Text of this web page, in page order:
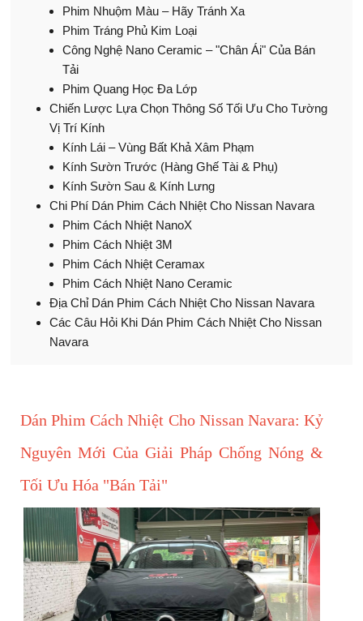
Phim Nhuộm Màu – Hãy Tránh Xa
Phim Tráng Phủ Kim Loại
Công Nghệ Nano Ceramic – "Chân Ái" Của Bán
Tải
Phim Quang Học Đa Lớp
Chiến Lược Lựa Chọn Thông Số Tối Ưu Cho Tường
Vị Trí Kính
Kính Lái – Vùng Bất Khả Xâm Phạm
Kính Sườn Trước (Hàng Ghế Tài & Phụ)
Kính Sườn Sau & Kính Lưng
Chi Phí Dán Phim Cách Nhiệt Cho Nissan Navara
Phim Cách Nhiệt NanoX
Phim Cách Nhiệt 3M
Phim Cách Nhiệt Ceramax
Phim Cách Nhiệt Nano Ceramic
Địa Chỉ Dán Phim Cách Nhiệt Cho Nissan Navara
Các Câu Hỏi Khi Dán Phim Cách Nhiệt Cho Nissan
Navara
Dán Phim Cách Nhiệt Cho Nissan Navara: Kỷ
Nguyên Mới Của Giải Pháp Chống Nóng &
Tối Ưu Hóa "Bán Tải"